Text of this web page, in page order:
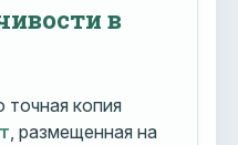
в
копия
, размещенная на